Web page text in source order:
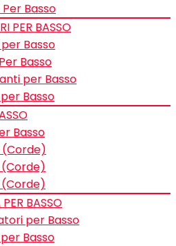
Basso
PER BASSO
Basso
Basso
per Basso
Basso
Basso
BASSO
per Basso
Basso